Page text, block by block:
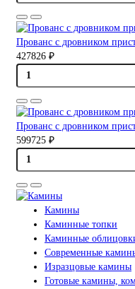
Прованс с дровником
427826 ₽
Прованс с дровником
599725 ₽
Камины
Каминные топки
Каминные
Современные
Изразцовые камины
Готовые камины,